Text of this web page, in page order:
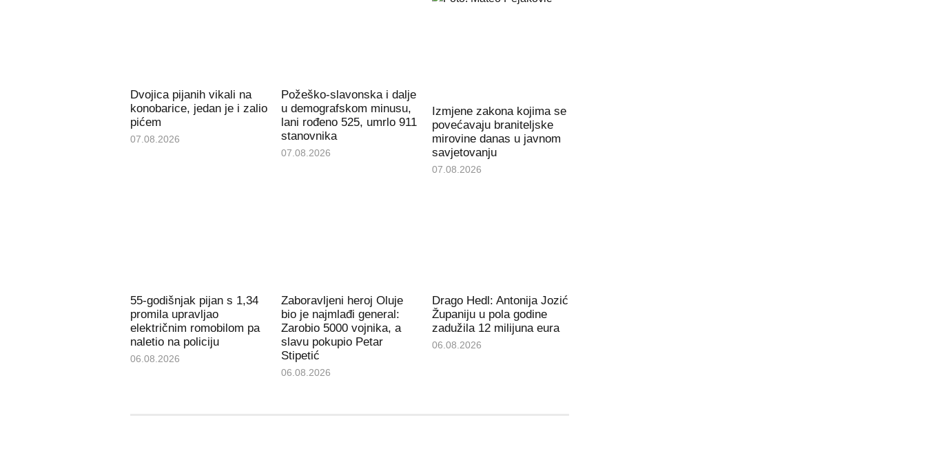
Dvojica pijanih vikali na
konobarice, jedan je i zalio
pićem
07.08.2026
Požeško-slavonska i dalje
u demografskom minusu,
lani rođeno 525, umrlo 911
stanovnika
07.08.2026
Izmjene zakona kojima se
povećavaju braniteljske
mirovine danas u javnom
savjetovanju
07.08.2026
55-godišnjak pijan s 1,34
promila upravljao
električnim romobilom pa
naletio na policiju
06.08.2026
Zaboravljeni heroj Oluje
bio je najmlađi general:
Zarobio 5000 vojnika, a
slavu pokupio Petar
Stipetić
06.08.2026
Drago Hedl: Antonija Jozić
Županiju u pola godine
zadužila 12 milijuna eura
06.08.2026